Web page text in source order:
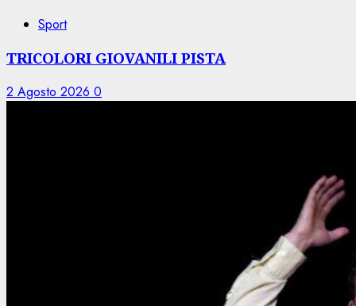
Sport
TRICOLORI GIOVANILI PISTA
2 Agosto 2026 0